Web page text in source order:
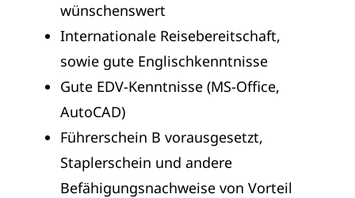
wünschenswert
Internationale Reisebereitschaft,
sowie gute Englischkenntnisse
Gute EDV-Kenntnisse (MS-Office,
AutoCAD)
Führerschein B vorausgesetzt,
Staplerschein und andere
Befähigungsnachweise von Vorteil